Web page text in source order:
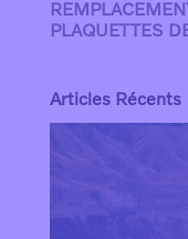
PLAQUETTES
Articles Récents